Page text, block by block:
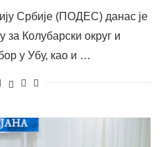
Србије (ПОДЕС) данас је
за Колубарски округ и
у Убу, као и …